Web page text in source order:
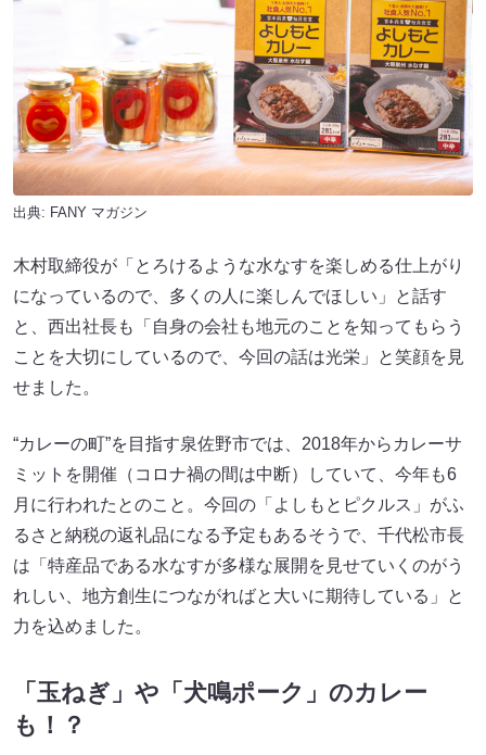
出典: FANY マガジン
木村取締役が「とろけるような水なすを楽しめる仕上がり
になっているので、多くの人に楽しんでほしい」と話す
と、西出社長も「自身の会社も地元のことを知ってもらう
ことを大切にしているので、今回の話は光栄」と笑顔を見
せました。
“カレーの町”を目指す泉佐野市では、2018年からカレーサ
ミットを開催（コロナ禍の間は中断）していて、今年も6
月に行われたとのこと。今回の「よしもとピクルス」がふ
るさと納税の返礼品になる予定もあるそうで、千代松市長
は「特産品である水なすが多様な展開を見せていくのがう
れしい、地方創生につながればと大いに期待している」と
力を込めました。
「玉ねぎ」や「犬鳴ポーク」のカレー
も！？